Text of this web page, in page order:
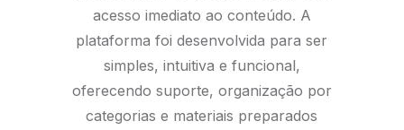
acesso imediato ao conteúdo. A
plataforma foi desenvolvida para ser
simples, intuitiva e funcional,
oferecendo suporte, organização por
categorias e materiais preparados